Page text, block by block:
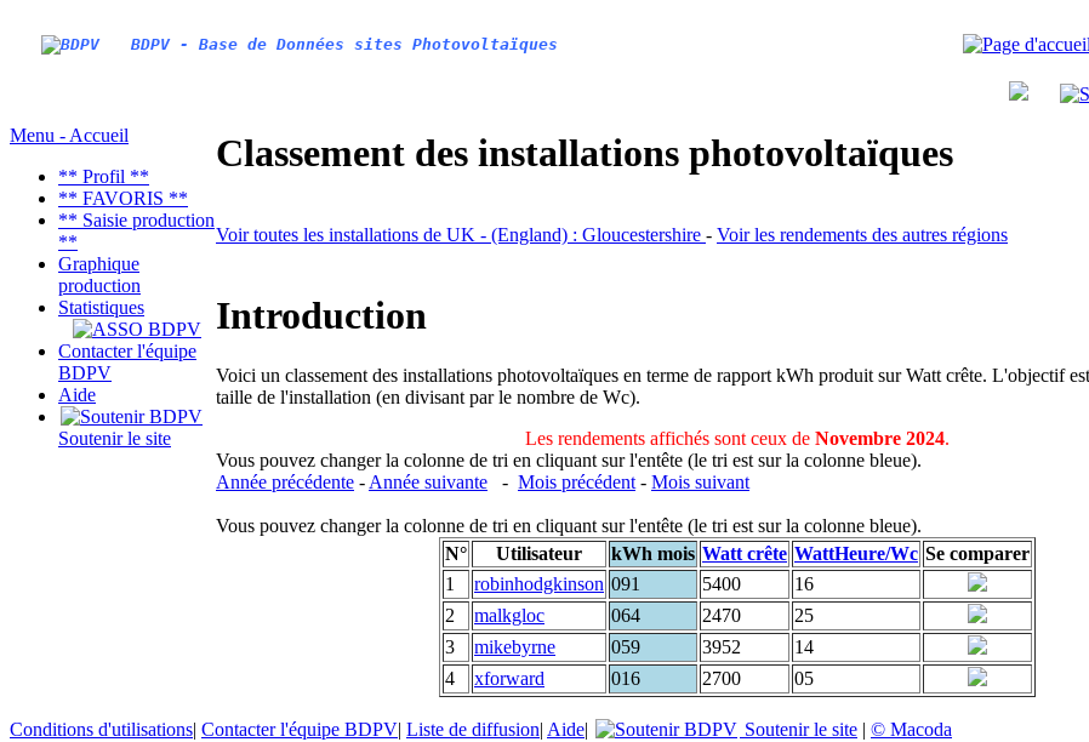
BDPV - Base de Données sites Photovoltaïques
Menu - Accueil
** Profil **
** FAVORIS **
** Saisie production
**
Graphique
production
Statistiques
Contacter l'équipe
BDPV
Aide
Soutenir le site
Classement des installations photovoltaïques
Voir toutes les installations de UK - (England) : Gloucestershire - Voir les rendements des autres régions
Introduction
Voici un classement des installations photovoltaïques en terme de rapport kWh produit sur Watt crête. L'objectif
taille de l'installation (en divisant par le nombre de Wc).
Les rendements affichés sont ceux de Novembre 2024.
Vous pouvez changer la colonne de tri en cliquant sur l'entête (le tri est sur la colonne bleue).
Année précédente - Année suivante - Mois précédent - Mois suivant
Vous pouvez changer la colonne de tri en cliquant sur l'entête (le tri est sur la colonne bleue).
N°
Utilisateur kWh mois Watt crête WattHeure/Wc Se comparer
1
robinhodgkinson 091 5400
16
2
malkgloc 064 2470
25
3
mikebyrne 059 3952
14
4
xforward 016 2700 05
Conditions d'utilisations| Contacter l'équipe BDPV| Liste de diffusion| Aide| Soutenir le site | © Macoda